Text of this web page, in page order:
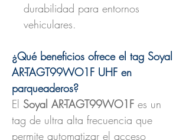
durabilidad para entornos
vehiculares.
¿Qué beneficios ofrece el tag Soyal
AR-TAGT99WO1F UHF en
parqueaderos?
El Soyal AR-TAGT99WO1F es un
tag de ultra alta frecuencia que
permite automatizar el acceso